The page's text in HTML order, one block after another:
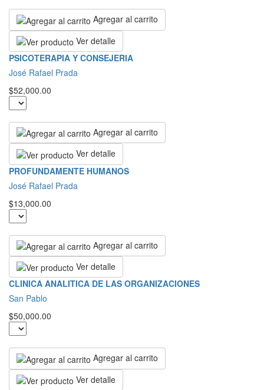
Agregar al carrito
Ver detalle
PSICOTERAPIA Y CONSEJERIA
José Rafael Prada
$52,000.00
Agregar al carrito
Ver detalle
PROFUNDAMENTE HUMANOS
José Rafael Prada
$13,000.00
Agregar al carrito
Ver detalle
CLINICA ANALITICA DE LAS ORGANIZACIONES
San Pablo
$50,000.00
Agregar al carrito
Ver detalle